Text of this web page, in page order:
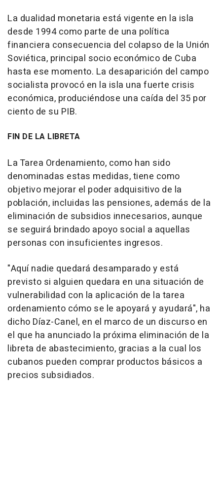
La dualidad monetaria está vigente en la isla
desde 1994 como parte de una política
financiera consecuencia del colapso de la Unión
Soviética, principal socio económico de Cuba
hasta ese momento. La desaparición del campo
socialista provocó en la isla una fuerte crisis
económica, produciéndose una caída del 35 por
ciento de su PIB.
FIN DE LA LIBRETA
La Tarea Ordenamiento, como han sido
denominadas estas medidas, tiene como
objetivo mejorar el poder adquisitivo de la
población, incluidas las pensiones, además de la
eliminación de subsidios innecesarios, aunque
se seguirá brindado apoyo social a aquellas
personas con insuficientes ingresos.
"Aquí nadie quedará desamparado y está
previsto si alguien quedara en una situación de
vulnerabilidad con la aplicación de la tarea
ordenamiento cómo se le apoyará y ayudará", ha
dicho Díaz-Canel, en el marco de un discurso en
el que ha anunciado la próxima eliminación de la
libreta de abastecimiento, gracias a la cual los
cubanos pueden comprar productos básicos a
precios subsidiados.